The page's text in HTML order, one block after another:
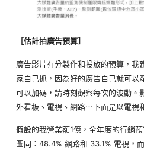
［估計拍廣告預算］
廣告影片有分製作和投放的預算，
家自己抓，因為好的廣告自己就可以
可以加碼，請時刻觀察每次的波動。
外看板、電視、網路⋯下面是以電視
假設的我營業額1億，全年度的行銷
圖同：48.4% 網路和 33.1% 電視，